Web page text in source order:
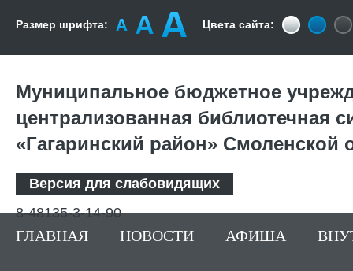
Размер шрифта: Цвета сайта:
Муниципальное бюджетное
централизованная библиотечная
«Гагаринский район» Смоленской
Версия для слабовидящих
8-48135-3-14-90
ГЛАВНАЯ НОВОСТИ АФИША